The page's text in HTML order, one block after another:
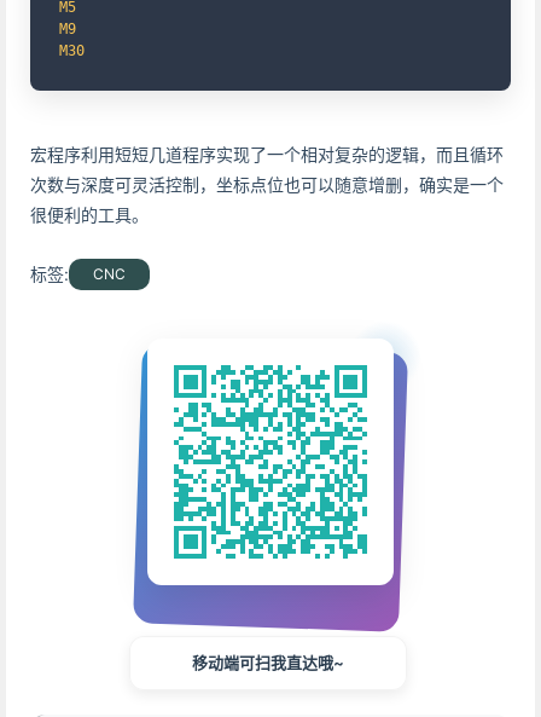
M5
M9
M30
宏程序利用短短几道程序实现了一个相对复杂的逻辑，而且循环
次数与深度可灵活控制，坐标点位也可以随意增删，确实是一个
很便利的工具。
标签: CNC
移动端可扫我直达哦~